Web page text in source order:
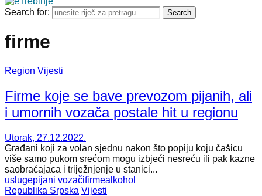
Search for: Search
firme
Region Vijesti
Firme koje se bave prevozom pijanih, ali
i umornih vozača postale hit u regionu
Utorak, 27.12.2022.
Građani koji za volan sjednu nakon što popiju koju čašicu
više samo pukom srećom mogu izbjeći nesreću ili pak kazne
saobraćajaca i triježnjenje u stanici...
uslugepijani vozačifirmealkohol
Republika Srpska Vijesti